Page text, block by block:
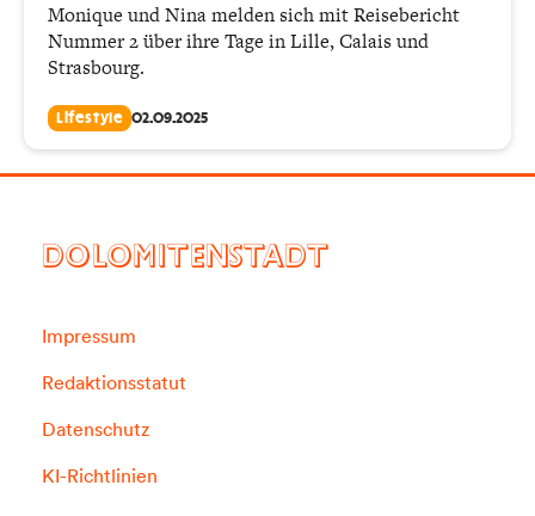
Monique und Nina melden sich mit Reisebericht
Nummer 2 über ihre Tage in Lille, Calais und
Strasbourg.
Lifestyle 02.09.2025
DOLOMITENSTADT
Impressum
Redaktionsstatut
Datenschutz
KI-Richtlinien